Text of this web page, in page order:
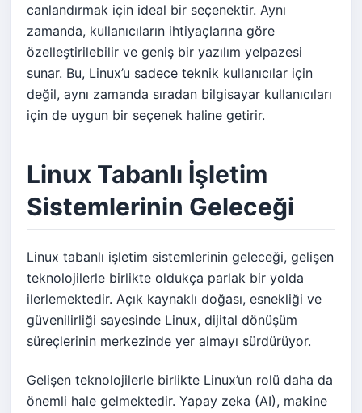
canlandırmak için ideal bir seçenektir. Aynı
zamanda, kullanıcıların ihtiyaçlarına göre
özelleştirilebilir ve geniş bir yazılım yelpazesi
sunar. Bu, Linux’u sadece teknik kullanıcılar için
değil, aynı zamanda sıradan bilgisayar kullanıcıları
için de uygun bir seçenek haline getirir.
Linux Tabanlı İşletim
Sistemlerinin Geleceği
Linux tabanlı işletim sistemlerinin geleceği, gelişen
teknolojilerle birlikte oldukça parlak bir yolda
ilerlemektedir. Açık kaynaklı doğası, esnekliği ve
güvenilirliği sayesinde Linux, dijital dönüşüm
süreçlerinin merkezinde yer almayı sürdürüyor.
Gelişen teknolojilerle birlikte Linux’un rolü daha da
önemli hale gelmektedir. Yapay zeka (AI), makine